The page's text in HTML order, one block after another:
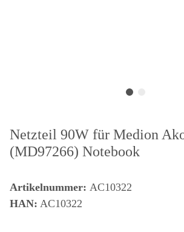
Netzteil 90W für Medion
(MD97266) Notebook
Artikelnummer: AC10322
HAN: AC10322